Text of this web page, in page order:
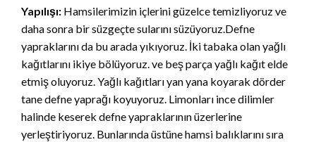
Yapılışı: Hamsilerimizin içlerini güzelce temizliyoruz ve
daha sonra bir süzgeçte sularını süzüyoruz.Defne
yapraklarını da bu arada yıkıyoruz. İki tabaka olan yağlı
kağıtlarını ikiye bölüyoruz. ve beş parça yağlı kağıt elde
etmiş oluyoruz. Yağlı kağıtları yan yana koyarak dörder
tane defne yaprağı koyuyoruz. Limonları ince dilimler
halinde keserek defne yapraklarının üzerlerine
yerleştiriyoruz. Bunlarında üstüne hamsi balıklarını sıra